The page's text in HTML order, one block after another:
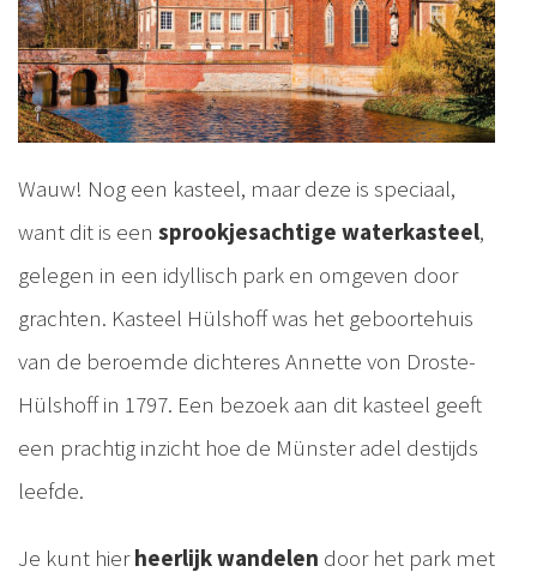
Wauw! Nog een kasteel, maar deze is speciaal,
want dit is een sprookjesachtige waterkasteel,
gelegen in een idyllisch park en omgeven door
grachten. Kasteel Hülshoff was het geboortehuis
van de beroemde dichteres Annette von Droste-
Hülshoff in 1797. Een bezoek aan dit kasteel geeft
een prachtig inzicht hoe de Münster adel destijds
leefde.
Je kunt hierheerlijk wandelen door het park met